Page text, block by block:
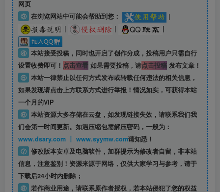
网页
③ 在浏览网站中可能会帮助到您：
|
|
| |
④ 本站接受投稿，同时也开启了创作分成，投稿用户只需自行
设置收费即可！ 点击查看如果需要投稿，请点击投稿发布文章！
⑤ 本站一律禁止以任何方式发布或转载任何违法的相关信息，
如果发现请点击上方联系方式进行举报！情况如实，可获得本站
一个月的VIP
⑥ 本站资源大多存储在云盘，如发现链接失效，请联系我们我
们会第一时间更新。如遇压缩包需解压密码，一般为：
www.dsary.com 丨 www.syymw.com请知悉！
⑦ 修改版本安卓及电脑软件，加群提示为修改者自留， 非本站
信息，注意鉴别！资源来源于网络，仅供大家学习与参考，请于
下载后24小时内删除；
⑧ 若作商业用途，请联系原作者授权，若本站侵犯了您的权益